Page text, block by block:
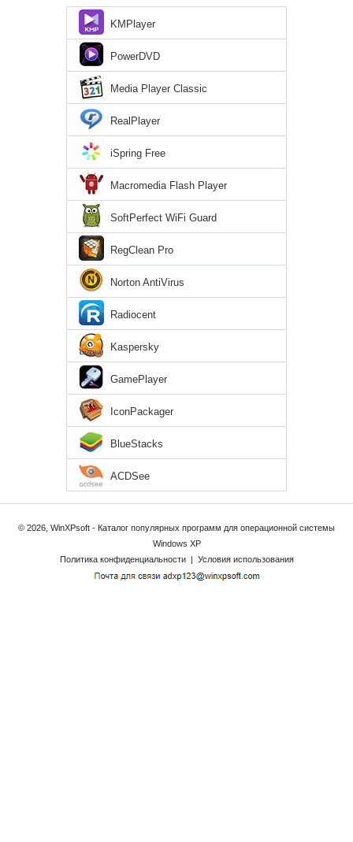
KMPlayer
PowerDVD
Media Player Classic
RealPlayer
iSpring Free
Macromedia Flash Player
SoftPerfect WiFi Guard
RegClean Pro
Norton AntiVirus
Radiocent
Kaspersky
GamePlayer
IconPackager
BlueStacks
ACDSee
© 2026, WinXPsoft - Каталог популярных программ для операционной системы
Windows XP
Политика конфиденциальности
| Условия использования